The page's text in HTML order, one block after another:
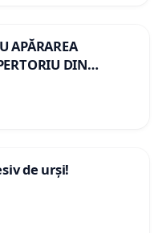
APĂRAREA
DIN
de urși!